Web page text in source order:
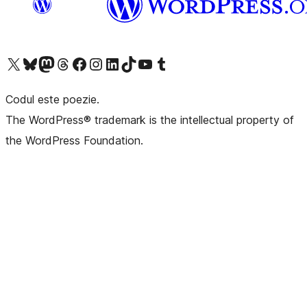
Mergi la contul nostru X (fost Twitter)
Vizitează contul nostru Bluesky
Vizitează contul nostru Mastodon
Vizitează contul nostru Threads
Vizitează pagina noastră Facebook
Vizitează-ne pe Instagram
Vizitează-ne pe LinkedIn
Vizitează contul nostru TikTok
Vizitează canalul nostru YouTube
Vizitează contul nostru Tumblr
Codul este poezie.
The WordPress® trademark is the intellectual property of
the WordPress Foundation.